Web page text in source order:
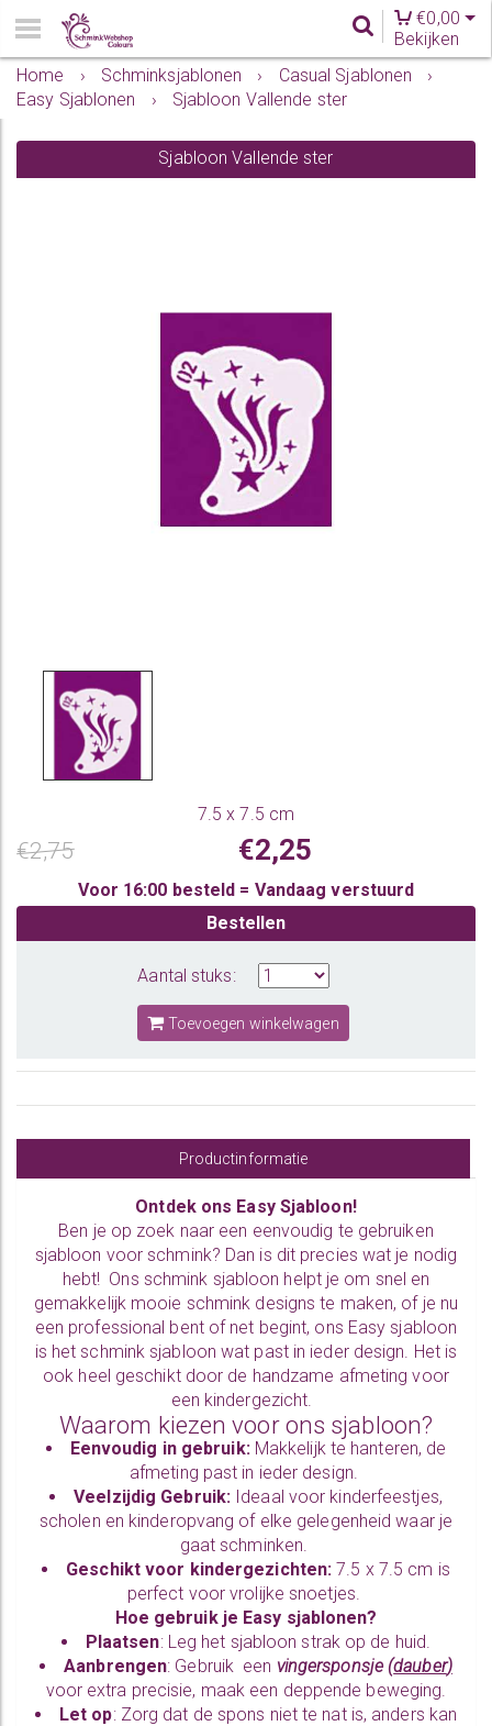
€0,00
Bekijken
Home
› Schminksjablonen › Casual Sjablonen
›
Easy Sjablonen
› Sjabloon Vallende ster
Sjabloon Vallende ster
7.5 x 7.5 cm
€2,75 €2,25
Voor 16:00 besteld = Vandaag verstuurd
Bestellen
Aantal stuks:
Toevoegen winkelwagen
Productinformatie
Ontdek ons Easy Sjabloon!
Ben je op zoek naar een eenvoudig te gebruiken
sjabloon voor schmink? Dan is dit precies wat je nodig
hebt! Ons schmink sjabloon helpt je om snel en
gemakkelijk mooie schmink designs te maken, of je nu
een professional bent of net begint, ons Easy sjabloon
is het schmink sjabloon wat past in ieder design. Het is
ook heel geschikt door de handzame afmeting voor
een kindergezicht.
Waarom kiezen voor ons sjabloon?
Eenvoudig in gebruik:Makkelijk te hanteren, de
afmeting past in ieder design.
Veelzijdig Gebruik: Ideaal voor kinderfeestjes,
scholen en kinderopvang of elke gelegenheid waar je
gaat schminken.
Geschikt voor kindergezichten: 7.5 x 7.5 cm is
perfect voor vrolijke snoetjes.
Hoe gebruik je Easy sjablonen?
Plaatsen: Leg het sjabloon strak op de huid.
Aanbrengen: Gebruik een vingersponsje (dauber)
voor extra precisie, maak een deppende beweging.
Let op: Zorg dat de spons niet te nat is, anders kan